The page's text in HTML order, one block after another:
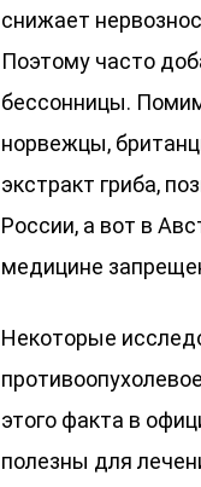
снижает
Поэтому часто
бессонницы.
норвежцы,
экстракт гриба,
России, а вот в
медицине
Некоторые
этого факта в
полезны для